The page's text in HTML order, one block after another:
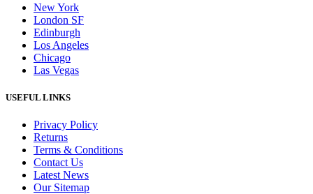
New York
London SF
Edinburgh
Los Angeles
Chicago
Las Vegas
USEFUL LINKS
Privacy Policy
Returns
Terms & Conditions
Contact Us
Latest News
Our Sitemap